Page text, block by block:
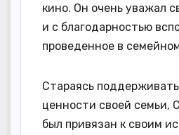
кино. Он очень уважал
и с благодарностью
проведенное в
Стараясь
ценности своей семьи,
был привязан к своим